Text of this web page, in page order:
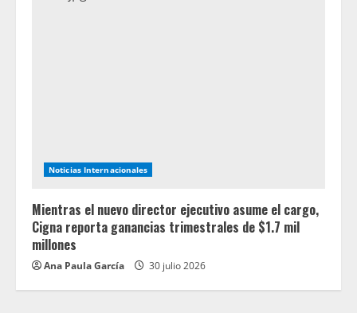
Noticias Internacionales
Mientras el nuevo director ejecutivo asume el cargo,
Cigna reporta ganancias trimestrales de $1.7 mil
millones
Ana Paula García 30 julio 2026